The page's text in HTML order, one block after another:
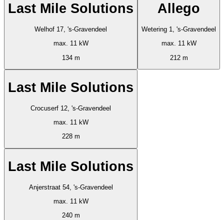
Last Mile Solutions
Welhof 17, 's-Gravendeel
max. 11 kW
134 m
Allego
Wetering 1, 's-Gravendeel
max. 11 kW
212 m
Last Mile Solutions
Crocuserf 12, 's-Gravendeel
max. 11 kW
228 m
Last Mile Solutions
Anjerstraat 54, 's-Gravendeel
max. 11 kW
240 m